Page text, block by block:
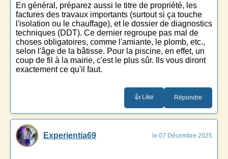
En général, préparez aussi le titre de propriété, les
factures des travaux importants (surtout si ça touche
l'isolation ou le chauffage), et le dossier de diagnostics
techniques (DDT). Ce dernier regroupe pas mal de
choses obligatoires, comme l'amiante, le plomb, etc.,
selon l'âge de la bâtisse. Pour la piscine, en effet, un
coup de fil à la mairie, c'est le plus sûr. Ils vous diront
exactement ce qu'il faut.
👍 Like Répondre
Experientia69 le 07 Décembre 2025